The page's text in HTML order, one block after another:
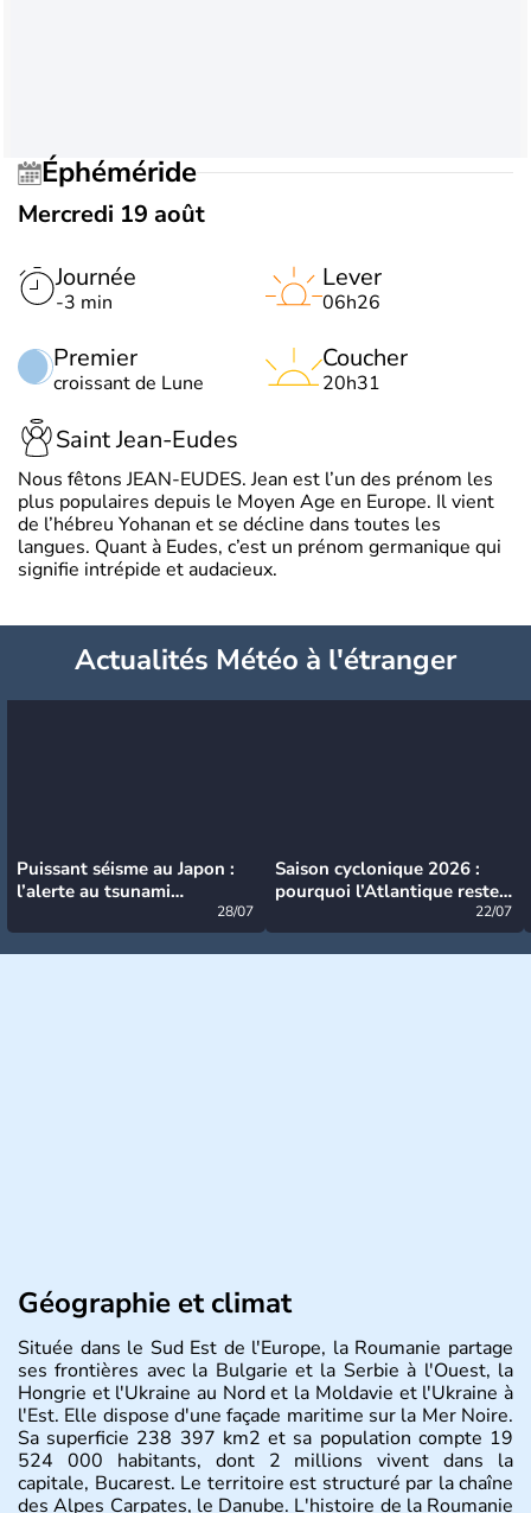
Éphéméride
Mercredi 19 août
Journée
-3 min
Premier
croissant de Lune
Lever
06h26
Coucher
20h31
Saint Jean-Eudes
Nous fêtons JEAN-EUDES. Jean est l’un des prénom les
plus populaires depuis le Moyen Age en Europe. Il vient
de l’hébreu Yohanan et se décline dans toutes les
langues. Quant à Eudes, c’est un prénom germanique qui
signifie intrépide et audacieux.
Actualités Météo à l'étranger
Puissant séisme au Japon :
l’alerte au tsunami
28/07
Saison cyclonique 2026 :
pourquoi l’Atlantique reste
22/07
Géographie et climat
Située dans le Sud Est de l'Europe, la Roumanie partage
ses frontières avec la Bulgarie et la Serbie à l'Ouest, la
Hongrie et l'Ukraine au Nord et la Moldavie et l'Ukraine à
l'Est. Elle dispose d'une façade maritime sur la Mer Noire.
Sa superficie 238 397 km2 et sa population compte 19
524 000 habitants, dont 2 millions vivent dans la
capitale, Bucarest. Le territoire est structuré par la chaîne
des Alpes Carpates, le Danube. L'histoire de la Roumanie